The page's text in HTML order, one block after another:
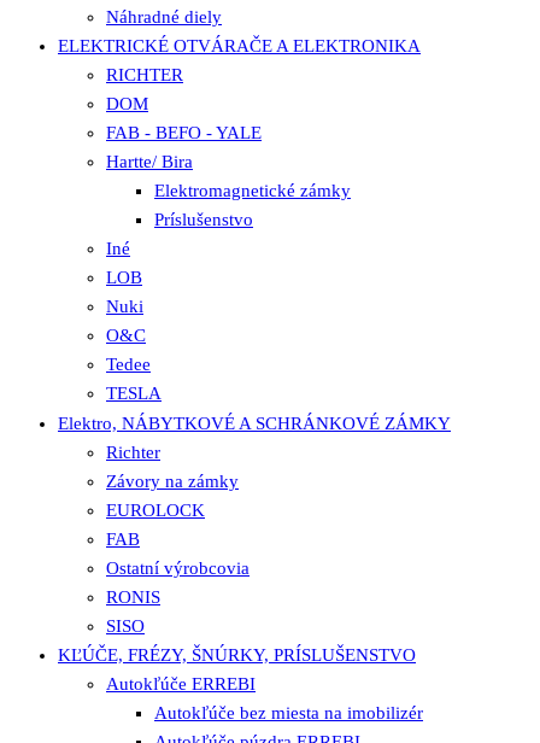
Náhradné diely
ELEKTRICKÉ OTVÁRAČE A ELEKTRONIKA
RICHTER
DOM
FAB - BEFO - YALE
Hartte/ Bira
Elektromagnetické zámky
Príslušenstvo
Iné
LOB
Nuki
O&C
Tedee
TESLA
Elektro, NÁBYTKOVÉ A SCHRÁNKOVÉ ZÁMKY
Richter
Závory na zámky
EUROLOCK
FAB
Ostatní výrobcovia
RONIS
SISO
KĽÚČE, FRÉZY, ŠNÚRKY, PRÍSLUŠENSTVO
Autokľúče ERREBI
Autokľúče bez miesta na imobilizér